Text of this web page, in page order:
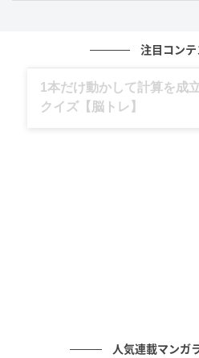
レトロな小花柄デザインが、
注目コンテ
グルメ、ギャグ、子育て
めます。
人気連載マンガ